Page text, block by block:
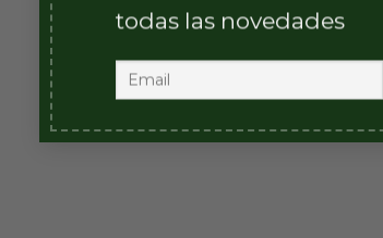
todas las novedades